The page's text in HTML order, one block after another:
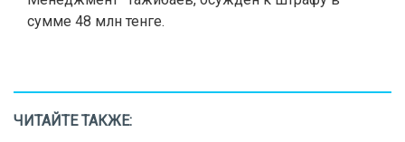
сумме 48 млн тенге.
ЧИТАЙТЕ ТАКЖЕ: